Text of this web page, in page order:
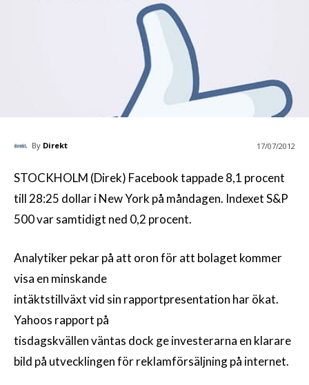
By Direkt 17/07/2012
STOCKHOLM (Direk) Facebook tappade 8,1 procent
till 28:25 dollar i New York på måndagen. Indexet S&P
500 var samtidigt ned 0,2 procent.
Analytiker pekar på att oron för att bolaget kommer
visa en minskande
intäktstillväxt vid sin rapportpresentation har ökat.
Yahoos rapport på
tisdagskvällen väntas dock ge investerarna en klarare
bild på utvecklingen för reklamförsäljning på internet.